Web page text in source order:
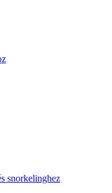
snorkelinghez